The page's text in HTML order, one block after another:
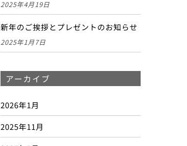
2025年4月19日
新年のご挨拶とプレゼントのお知らせ
2025年1月7日
アーカイブ
2026年1月
2025年11月